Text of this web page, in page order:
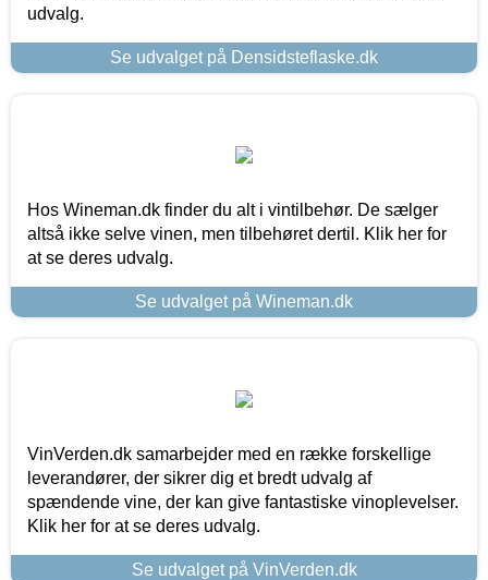
udvalg.
Se udvalget på Densidsteflaske.dk
Hos Wineman.dk finder du alt i vintilbehør. De sælger
altså ikke selve vinen, men tilbehøret dertil. Klik her for
at se deres udvalg.
Se udvalget på Wineman.dk
VinVerden.dk samarbejder med en række forskellige
leverandører, der sikrer dig et bredt udvalg af
spændende vine, der kan give fantastiske vinoplevelser.
Klik her for at se deres udvalg.
Se udvalget på VinVerden.dk